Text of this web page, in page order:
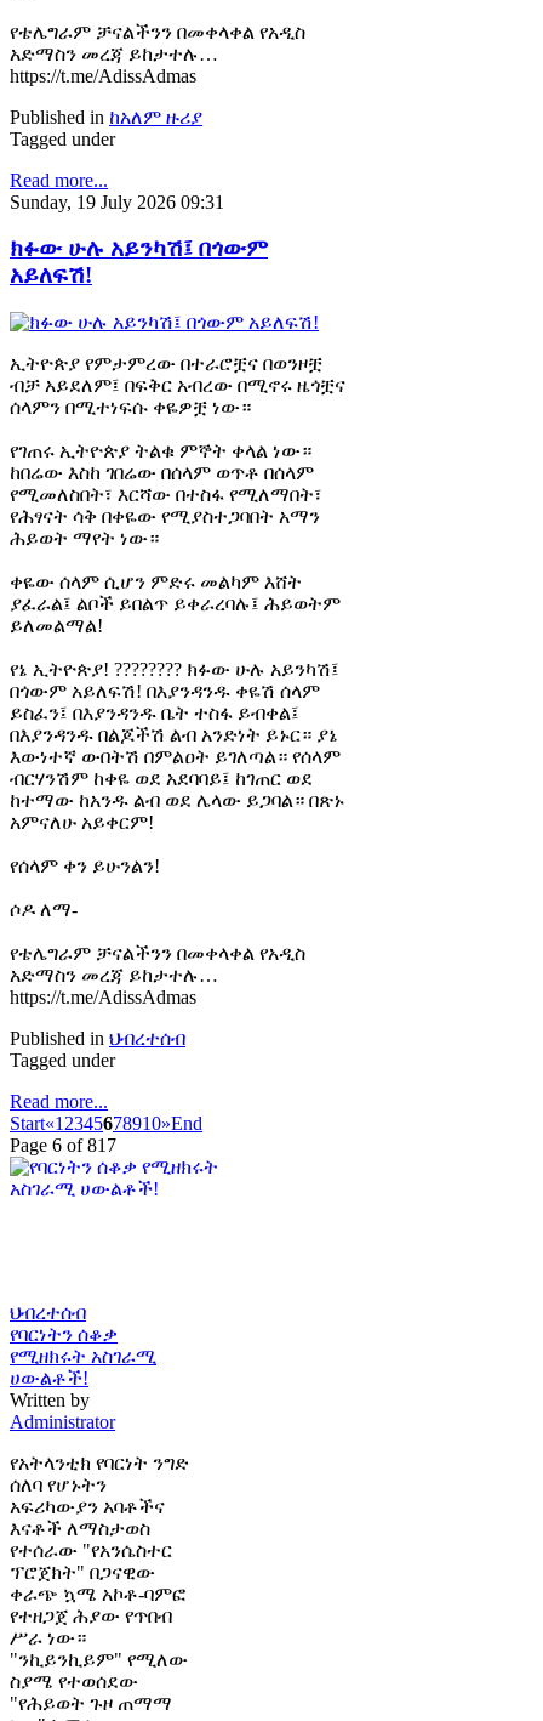
የቴሌግራም ቻናልችንን በመቀላቀል የአዲስ
አድማስን መረጃ ይከታተሉ…
https://t.me/AdissAdmas
Published in ከአለም ዙሪያ
Tagged under
Read more...
Sunday, 19 July 2026 09:31
ክፉው ሁሉ አይንካሽ፤ በጎውም
አይለፍሽ!
ኢትዮጵያ የምታምረው በተራሮቿና በወንዞቿ
ብቻ አይደለም፤ በፍቅር አብረው በሚኖሩ ዜጎቿና
ሰላምን በሚተነፍሱ ቀዬዎቿ ነው።
የገጠሩ ኢትዮጵያ ትልቁ ምኞት ቀላል ነው።
ከበሬው እስከ ገበሬው በሰላም ወጥቶ በሰላም
የሚመለስበት፣ እርሻው በተስፋ የሚለማበት፣
የሕፃናት ሳቅ በቀዬው የሚያስተጋባበት አማን
ሕይወት ማየት ነው።
ቀዬው ሰላም ሲሆን ምድሩ መልካም እሸት
ያፈራል፤ ልቦች ይበልጥ ይቀራረባሉ፤ ሕይወትም
ይለመልማል!
የኔ ኢትዮጵያ! ???????? ክፉው ሁሉ አይንካሽ፤
በጎውም አይለፍሽ! በእያንዳንዱ ቀዬሽ ሰላም
ይስፈን፤ በእያንዳንዱ ቤት ተስፋ ይብቀል፤
በእያንዳንዱ በልጆችሽ ልብ አንድነት ይኑር። ያኔ
እውነተኛ ውበትሽ በምልዐት ይገለጣል። የሰላም
ብርሃንሽም ከቀዬ ወደ አደባባይ፤ ከገጠር ወደ
ከተማው ከአንዱ ልብ ወደ ሌላው ይጋባል። በጽኑ
አምናለሁ አይቀርም!
የሰላም ቀን ይሁንልን!
ሶዶ ለማ-
የቴሌግራም ቻናልችንን በመቀላቀል የአዲስ
አድማስን መረጃ ይከታተሉ…
https://t.me/AdissAdmas
Published in ህብረተሰብ
Tagged under
Read more...
Start«1 2345678910»End
Page 6 of 817
ህብረተሰብ
የባርነትን ሰቆቃ
የሚዘክሩት አስገራሚ
ሀውልቶች!
Written by
Administrator
የአትላንቲክ የባርነት ንግድ
ሰለባ የሆኑትን
አፍሪካውያን አባቶችና
እናቶች ለማስታወስ
የተሰራው "የአንሴስተር
ፕሮጀክት" በጋናዊው
ቀራጭ ኳሜ አኮቶ-ባምፎ
የተዘጋጀ ሕያው የጥበብ
ሥራ ነው።
"ንኪይንኪይም" የሚለው
ስያሜ የተወሰደው
"የሕይወት ጉዞ ጠማማ